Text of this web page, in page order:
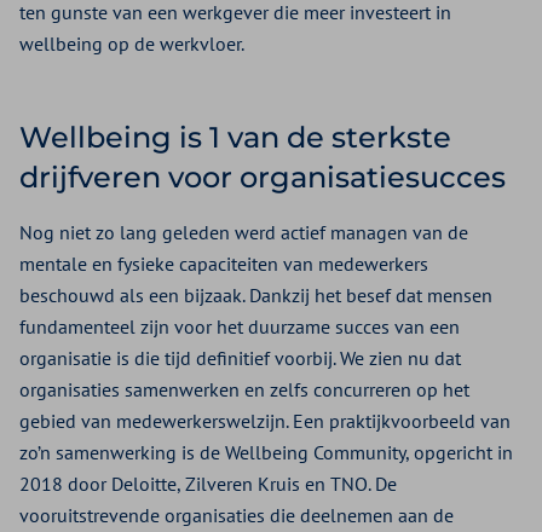
ten gunste van een werkgever die meer investeert in
wellbeing op de werkvloer.
Wellbeing is 1 van de sterkste
drijfveren voor organisatiesucces
Nog niet zo lang geleden werd actief managen van de
mentale en fysieke capaciteiten van medewerkers
beschouwd als een bijzaak. Dankzij het besef dat mensen
fundamenteel zijn voor het duurzame succes van een
organisatie is die tijd definitief voorbij. We zien nu dat
organisaties samenwerken en zelfs concurreren op het
gebied van medewerkerswelzijn. Een praktijkvoorbeeld van
zo’n samenwerking is de Wellbeing Community, opgericht in
2018 door Deloitte, Zilveren Kruis en TNO. De
vooruitstrevende organisaties die deelnemen aan de